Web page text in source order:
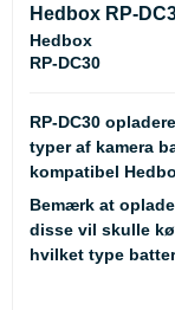
Hedbox RP-
Hedbox
RP-DC30
RP-DC30
typer af kamera
kompatibel
Bemærk at
disse vil skulle
hvilket type